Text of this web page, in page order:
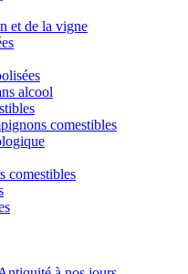
et de la vigne
alcool
comestibles
comestibles